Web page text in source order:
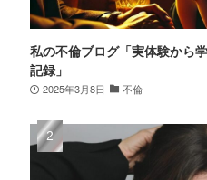
私の不倫ブログ「実体験から
記録」
2025年3月8日 不倫